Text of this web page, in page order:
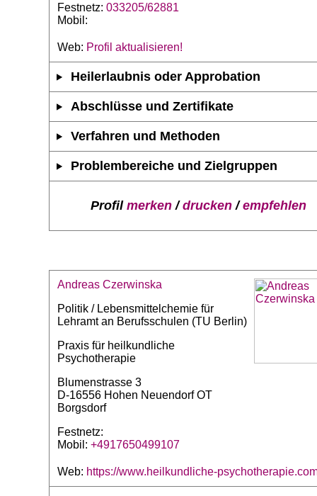
Festnetz: 033205/62881
Mobil:
Web: Profil aktualisieren!
Heilerlaubnis oder Approbation
Abschlüsse und Zertifikate
Verfahren und Methoden
Problembereiche und Zielgruppen
Profil merken/drucken/empfehlen
Andreas Czerwinska
Politik / Lebensmittelchemie für
Lehramt an Berufsschulen (TU Berlin)
Praxis für heilkundliche
Psychotherapie
Blumenstrasse 3
D-16556 Hohen Neuendorf OT
Borgsdorf
Festnetz:
Mobil: +4917650499107
Web: https://www.heilkundliche-